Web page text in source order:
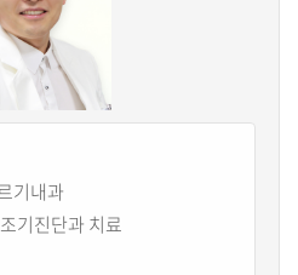
기내과
기진단과 치료